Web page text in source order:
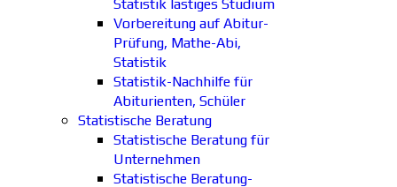
Statistik lästiges Studium
Vorbereitung auf Abitur-
Prüfung, Mathe-Abi,
Statistik
Statistik-Nachhilfe für
Abiturienten, Schüler
Statistische Beratung
Statistische Beratung für
Unternehmen
Statistische Beratung-